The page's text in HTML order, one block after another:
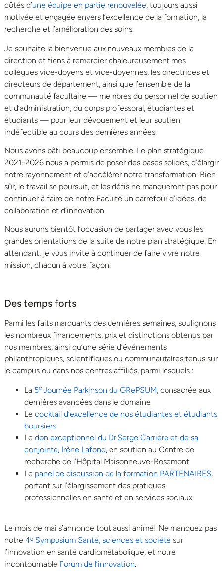
côtés d’une équipe en partie renouvelée, toujours aussi
motivée et engagée envers l’excellence de la formation, la
recherche et l’amélioration des soins.
Je souhaite la bienvenue aux nouveaux membres de la
direction et tiens à remercier chaleureusement mes
collègues vice-doyens et vice-doyennes, les directrices et
directeurs de département, ainsi que l’ensemble de la
communauté facultaire — membres du personnel de soutien
et d’administration, du corps professoral, étudiantes et
étudiants — pour leur dévouement et leur soutien
indéfectible au cours des dernières années.
Nous avons bâti beaucoup ensemble. Le plan stratégique
2021-2026 nous a permis de poser des bases solides, d’élargir
notre rayonnement et d’accélérer notre transformation. Bien
sûr, le travail se poursuit, et les défis ne manqueront pas pour
continuer à faire de notre Faculté un carrefour d’idées, de
collaboration et d’innovation.
Nous aurons bientôt l’occasion de partager avec vous les
grandes orientations de la suite de notre plan stratégique. En
attendant, je vous invite à continuer de faire vivre notre
mission, chacun à votre façon.
Des temps forts
Parmi les faits marquants des dernières semaines, soulignons
les nombreux financements, prix et distinctions obtenus par
nos membres, ainsi qu’une série d’événements
philanthropiques, scientifiques ou communautaires tenus sur
le campus ou dans nos centres affiliés, parmi lesquels :
La 5e Journée Parkinson du GRePSUM, consacrée aux
dernières avancées dans le domaine
Le cocktail d’excellence de nos étudiantes et étudiants
boursiers
Le don exceptionnel du Dr Serge Carrière et de sa
conjointe, Irène Lafond, en soutien au Centre de
recherche de l’Hôpital Maisonneuve-Rosemont
Le panel de discussion de la formation PARTENAIRES,
portant sur l’élargissement des pratiques
professionnelles en santé et en services sociaux
Le mois de mai s’annonce tout aussi animé! Ne manquez pas
notre 4ᵉ Symposium Santé, sciences et société sur
l’innovation en santé cardiométabolique, et notre
incontournable Forum de l’innovation.